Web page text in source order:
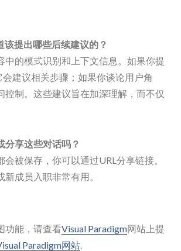
该提出哪些后续建议的？
中的模式识别和上下文信息。如果你提
会建议相关步骤；如果你谈论用户角
控制。这些建议旨在加深理解，而不仅
分享这些对话吗？
被保存，你可以通过URL分享链接。
成员入职非常有用。
功能，请查看Visual Paradigm网站上提
Paradigm网站.